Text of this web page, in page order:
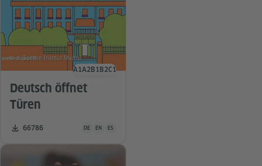
Deutsch öffnet
Türen
Zahl der Downloads:
66786 Unterrichtsmaterial ist in folgenden Sprachen verfügbar
DE EN ES
© © Goethe-Institut Madrid
Sprachniveau
A1A2 B1 B2C1